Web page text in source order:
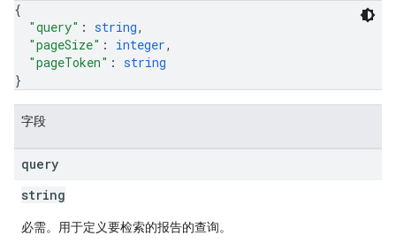
{
"query" : string,
"pageSize" : integer,
"pageToken" : string
}
字段
query
string
必需。用于定义要检索的报告的查询。